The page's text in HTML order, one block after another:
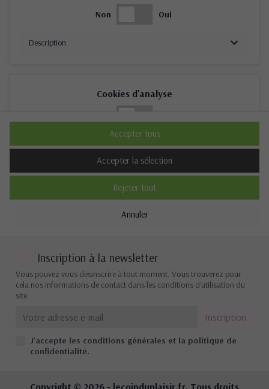
Non Oui
Description
Cookies d'analyse
Description
Cookies de performance
Non
Description
Annuler
Rejeter tout
Accepter la sélection
Accepter tous
Inscription à la newsletter
Vous pouvez vous désinscrire à tout moment. Vous trouverez pour
cela nos informations de contact dans les conditions d'utilisation du
site.
J'accepte les conditions générales et la politique de
confidentialité.
Copyright © 2026 - lecoinduplaisir.fr. Tous droits